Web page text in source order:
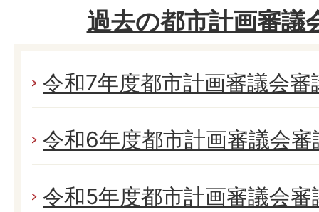
過去の都市計画審議
令和7年度都市計画審議会
令和6年度都市計画審議会
令和5年度都市計画審議会